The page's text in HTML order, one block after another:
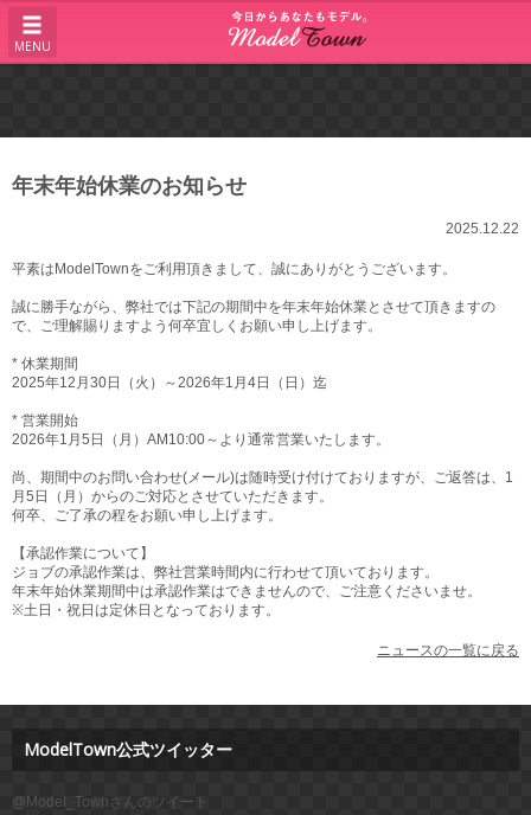
MENU
年末年始休業のお知らせ
2025.12.22
平素はModelTownをご利用頂きまして、誠にありがとうございます。
誠に勝手ながら、弊社では下記の期間中を年末年始休業とさせて頂きますの
で、ご理解賜りますよう何卒宜しくお願い申し上げます。
* 休業期間
2025年12月30日（火）～2026年1月4日（日）迄
* 営業開始
2026年1月5日（月）AM10:00～より通常営業いたします。
尚、期間中のお問い合わせ(メール)は随時受け付けておりますが、ご返答は、1
月5日（月）からのご対応とさせていただきます。
何卒、ご了承の程をお願い申し上げます。
【承認作業について】
ジョブの承認作業は、弊社営業時間内に行わせて頂いております。
年末年始休業期間中は承認作業はできませんので、ご注意くださいませ。
※土日・祝日は定休日となっております。
ニュースの一覧に戻る
ModelTown公式ツイッター
@Model_Townさんのツイート